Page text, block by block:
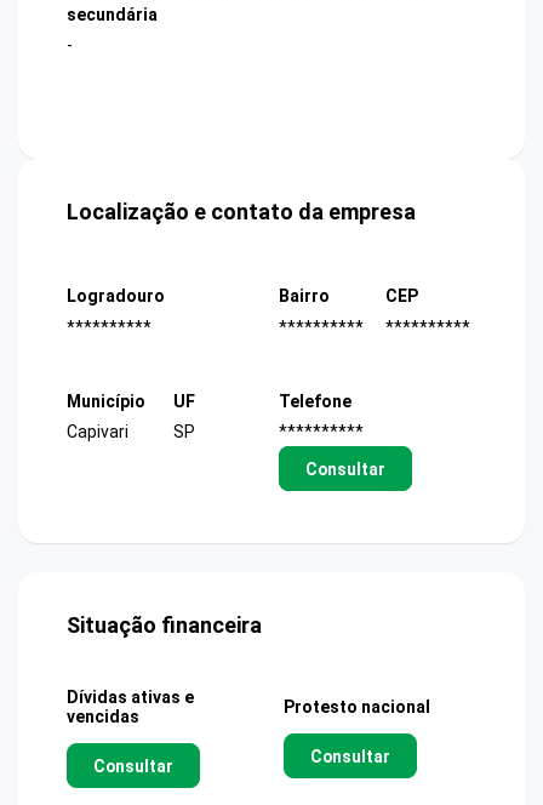
secundária
-
Localização e contato da empresa
Logradouro
**********
Bairro
**********
CEP
**********
Município
Capivari
UF
SP
Telefone
**********
Consultar
Situação financeira
Dívidas ativas e
vencidas
Consultar
Protesto nacional
Consultar